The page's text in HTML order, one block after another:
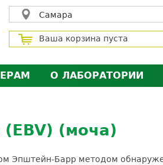
Самара
Ваша корзина пуста
в лабораторию
О ЛАБОРАТОРИИ
Вакансии
(моча)
Эпштейн-Барр методом